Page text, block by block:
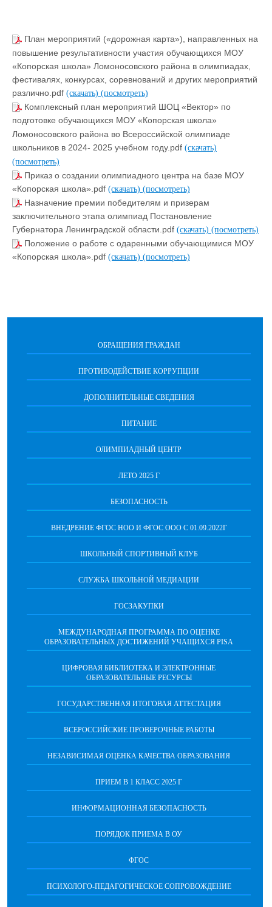
План мероприятий («дорожная карта»), направленных на
повышение результативности участия обучающихся МОУ
«Копорская школа» Ломоносовского района в олимпиадах,
фестивалях, конкурсах, соревнований и других мероприятий
различно.pdf (скачать) (посмотреть)
Комплексный план мероприятий ШОЦ «Вектор» по
подготовке обучающихся МОУ «Копорская школа»
Ломоносовского района во Всероссийской олимпиаде
школьников в 2024- 2025 учебном году.pdf (скачать)
(посмотреть)
Приказ о создании олимпиадного центра на базе МОУ
«Копорская школа».pdf (скачать) (посмотреть)
Назначение премии победителям и призерам
заключительного этапа олимпиад Постановление
Губернатора Ленинградской области.pdf (скачать) (посмотреть)
Положение о работе с одаренными обучающимися МОУ
«Копорская школа».pdf (скачать) (посмотреть)
ОБРАЩЕНИЯ ГРАЖДАН
ПРОТИВОДЕЙСТВИЕ КОРРУПЦИИ
ДОПОЛНИТЕЛЬНЫЕ СВЕДЕНИЯ
ПИТАНИЕ
ОЛИМПИАДНЫЙ ЦЕНТР
ЛЕТО 2025 Г
БЕЗОПАСНОСТЬ
ВНЕДРЕНИЕ ФГОС НОО И ФГОС ООО С 01.09.2022Г
ШКОЛЬНЫЙ СПОРТИВНЫЙ КЛУБ
СЛУЖБА ШКОЛЬНОЙ МЕДИАЦИИ
ГОСЗАКУПКИ
МЕЖДУНАРОДНАЯ ПРОГРАММА ПО ОЦЕНКЕ
ОБРАЗОВАТЕЛЬНЫХ ДОСТИЖЕНИЙ УЧАЩИХСЯ PISA
ЦИФРОВАЯ БИБЛИОТЕКА И ЭЛЕКТРОННЫЕ
ОБРАЗОВАТЕЛЬНЫЕ РЕСУРСЫ
ГОСУДАРСТВЕННАЯ ИТОГОВАЯ АТТЕСТАЦИЯ
ВСЕРОССИЙСКИЕ ПРОВЕРОЧНЫЕ РАБОТЫ
НЕЗАВИСИМАЯ ОЦЕНКА КАЧЕСТВА ОБРАЗОВАНИЯ
ПРИЕМ В 1 КЛАСС 2025 Г
ИНФОРМАЦИОННАЯ БЕЗОПАСНОСТЬ
ПОРЯДОК ПРИЕМА В ОУ
ФГОС
ПСИХОЛОГО-ПЕДАГОГИЧЕСКОЕ СОПРОВОЖДЕНИЕ